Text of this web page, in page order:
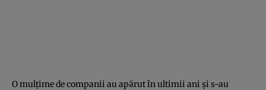
O mulțime de companii au apărut în ultimii ani și s-au